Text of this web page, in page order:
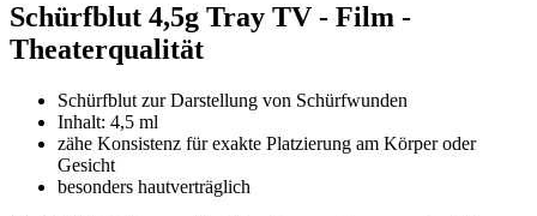
Schürfblut 4,5g Tray TV - Film -
Theaterqualität
Schürfblut zur Darstellung von Schürfwunden
Inhalt: 4,5 ml
zähe Konsistenz für exakte Platzierung am Körper oder
Gesicht
besonders hautverträglich